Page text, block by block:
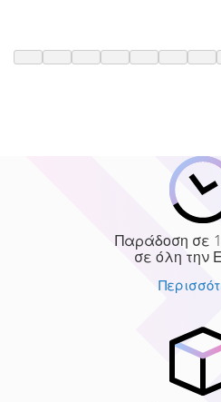
Παράδοση σε
σε όλη την